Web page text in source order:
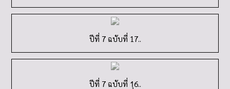
ปีที่ 7 ฉบับที่ 17..
ปีที่ 7 ฉบับที่ 1ุ6..